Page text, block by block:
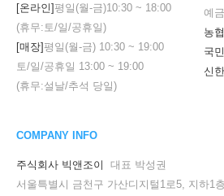
[온라인]평일(월-금)10:30 ~ 18:00
(휴무:토/일/공휴일)
[매장]평일(월-금) 10:30 ~ 19:00
토/일/공휴일 13:00 ~ 19:00
(휴무:설날/추석 당일)
예
농
국
신
COMPANY INFO
주식회사 빅앤조이
대표 박성권
서울특별시 금천구 가산디지털1로5, 지하1